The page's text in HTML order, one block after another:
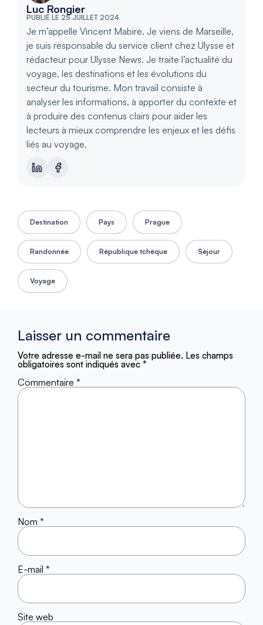
Luc Rongier
PUBLIÉ LE 25 JUILLET 2024
Je m’appelle Vincent Mabire. Je viens de Marseille,
je suis responsable du service client chez Ulysse et
rédacteur pour Ulysse News. Je traite l’actualité du
voyage, les destinations et les évolutions du
secteur du tourisme. Mon travail consiste à
analyser les informations, à apporter du contexte et
à produire des contenus clairs pour aider les
lecteurs à mieux comprendre les enjeux et les défis
liés au voyage.
Destination Pays Prague
Randonnée République tchèque Séjour
Voyage
Laisser un commentaire
Votre adresse e-mail ne sera pas publiée. Les champs
obligatoires sont indiqués avec *
Commentaire *
Nom *
E-mail *
Site web